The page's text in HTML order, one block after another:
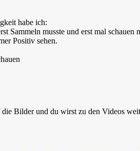
habe ich:
Sammeln musste und erst mal
Positiv sehen.
Bilder und du wirst zu den Videos